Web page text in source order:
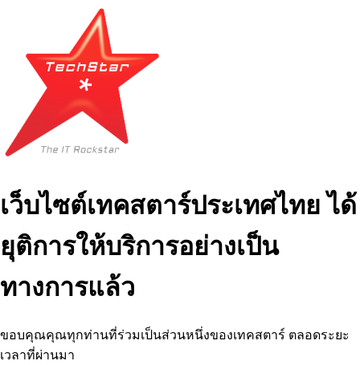
เว็บไซต์เทคสตาร์ประเทศไทย ได้
ยุติการให้บริการอย่างเป็น
ทางการแล้ว
ขอบคุณคุณทุกท่านที่ร่วมเป็นส่วนหนึ่งของเทคสตาร์ ตลอดระยะ
เวลาที่ผ่านมา